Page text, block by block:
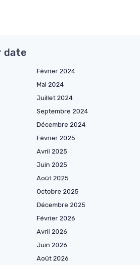
date
Février 2024
Mai 2024
Juillet 2024
Septembre 2024
Décembre 2024
Février 2025
Avril 2025
Juin 2025
Août 2025
Octobre 2025
Décembre 2025
Février 2026
Avril 2026
Juin 2026
Août 2026